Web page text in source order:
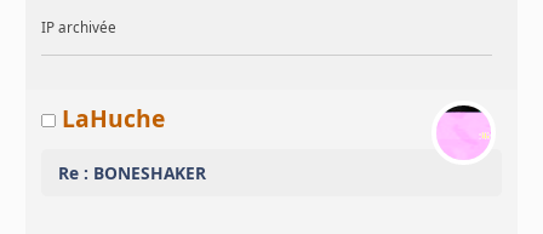
IP archivée
LaHuche
Re : BONESHAKER